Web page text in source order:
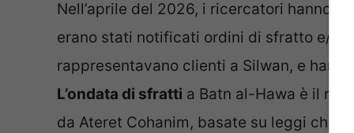
Nell’aprile del 2026, i ricercatori hanno
erano stati notificati ordini di sfratto e/o
rappresentavano clienti a Silwan, e
L’ondata di sfratti a Batn al-Hawa è il
da Ateret Cohanim, basate su leggi che